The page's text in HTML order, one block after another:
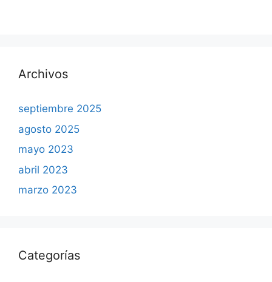
Archivos
septiembre 2025
agosto 2025
mayo 2023
abril 2023
marzo 2023
Categorías